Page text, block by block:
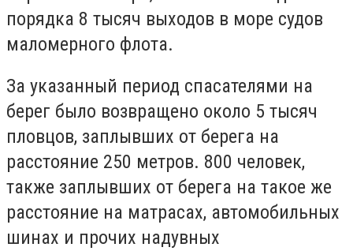
порядка 8 тысяч выходов в море судов
маломерного флота.
За указанный период спасателями на
берег было возвращено около 5 тысяч
пловцов, заплывших от берега на
расстояние 250 метров. 800 человек,
также заплывших от берега на такое же
расстояние на матрасах, автомобильных
шинах и прочих надувных